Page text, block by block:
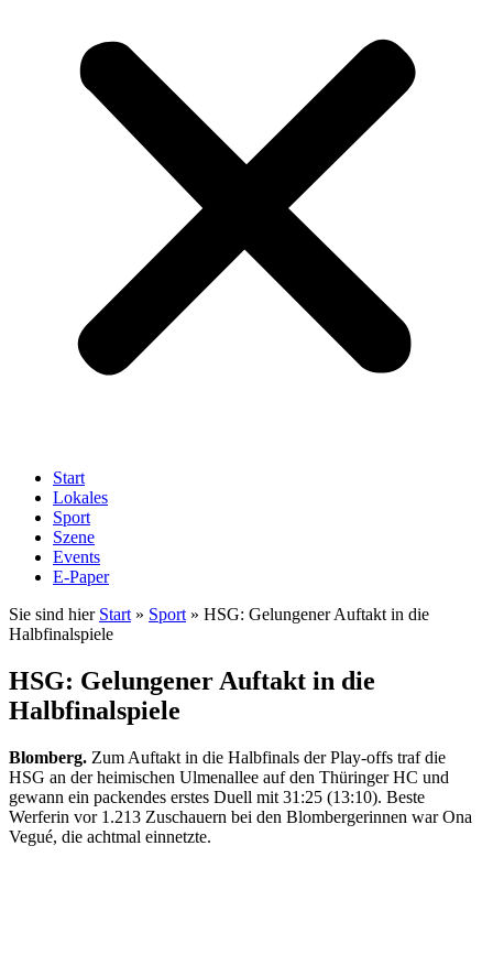
Start
Lokales
Sport
Szene
Events
E-Paper
Sie sind hier Start » Sport » HSG: Gelungener Auftakt in die
Halbfinalspiele
HSG: Gelungener Auftakt in die
Halbfinalspiele
Blomberg. Zum Auftakt in die Halbfinals der Play-offs traf die
HSG an der heimischen Ulmenallee auf den Thüringer HC und
gewann ein packendes erstes Duell mit 31:25 (13:10). Beste
Werferin vor 1.213 Zuschauern bei den Blombergerinnen war Ona
Vegué, die achtmal einnetzte.